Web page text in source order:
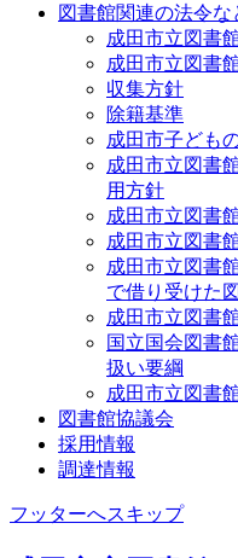
図書館関連の法令な
成田市立図書
成田市立図書
収集方針
除籍基準
成田市子ども
成田市立図書
用方針
成田市立図書
成田市立図書
成田市立図書
で借り受けた
成田市立図書
国立国会図書
扱い要綱
成田市立図書
図書館協議会
採用情報
調達情報
フッターへスキップ